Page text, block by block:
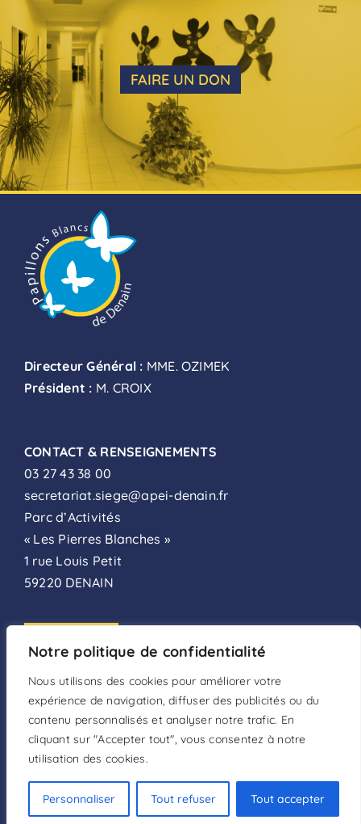
Notre politique de confidentialité
Nous utilisons des cookies pour améliorer votre
expérience de navigation, diffuser des publicités ou du
contenu personnalisés et analyser notre trafic. En
cliquant sur "Accepter tout", vous consentez à notre
utilisation des cookies.
Personnaliser Tout refuser Tout accepter
FAIRE UN DON
Directeur Général : MME. OZIMEK
Président : M. CROIX
CONTACT & RENSEIGNEMENTS
03 27 43 38 00
secretariat.siege@apei-denain.fr
Parc d’Activités
« Les Pierres Blanches »
1 rue Louis Petit
59220 DENAIN
FAIRE UN DON
DEVENIR BÉNÉVOLE
Conditions d’utilisation